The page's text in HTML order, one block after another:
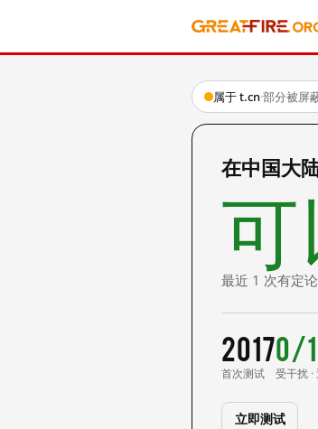
属于 t.cn·部分被屏
在中国大
可
最近 1 次有定
2017
首次测试
0/1
受干扰
立即测试